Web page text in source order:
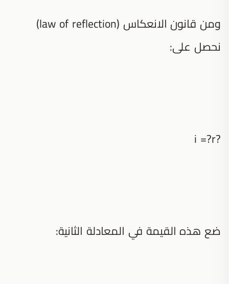
ومن قانون الانعكاس (law of reflection)
نحصل على:
?i =?r
ضع هذه القيمة في المعادلة الثانية: